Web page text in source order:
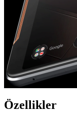
Özellikler